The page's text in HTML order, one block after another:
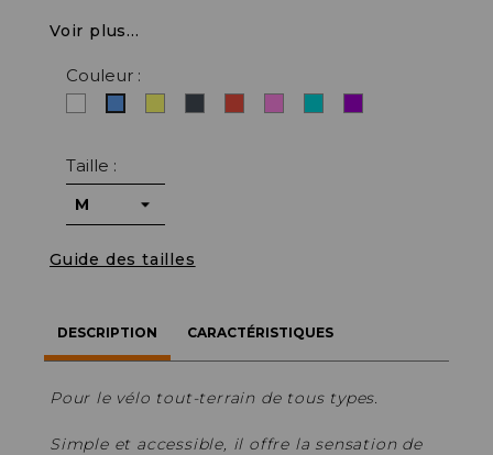
Voir plus...
Couleur :
Taille :
Guide des tailles
DESCRIPTION CARACTÉRISTIQUES
Pour le vélo tout-terrain de tous types.
Simple et accessible, il offre la sensation de